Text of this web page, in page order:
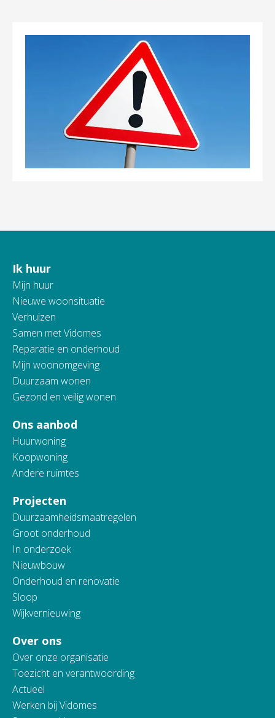
Contactinformatie
Ik huur
Mijn huur
Nieuwe woonsituatie
Verhuizen
Samen met Vidomes
Reparatie en onderhoud
Mijn woonomgeving
Duurzaam wonen
Gezond en veilig wonen
Ons aanbod
Huurwoning
Koopwoning
Andere ruimtes
Projecten
Duurzaamheidsmaatregelen
Groot onderhoud
In onderzoek
Nieuwbouw
Onderhoud en renovatie
Sloop
Wijkvernieuwing
Over ons
Over onze organisatie
Toezicht en verantwoording
Actueel
Werken bij Vidomes